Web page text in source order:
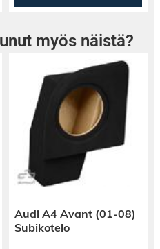
myös näistä?
Audi A4 Avant (01-08)
Subikotelo